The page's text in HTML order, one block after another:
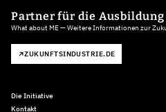
Partner für die Ausbildung
What about ME — Weitere Informationen zur
ZUKUNFTSINDUSTRIE.DE
Die Initiative
Kontakt